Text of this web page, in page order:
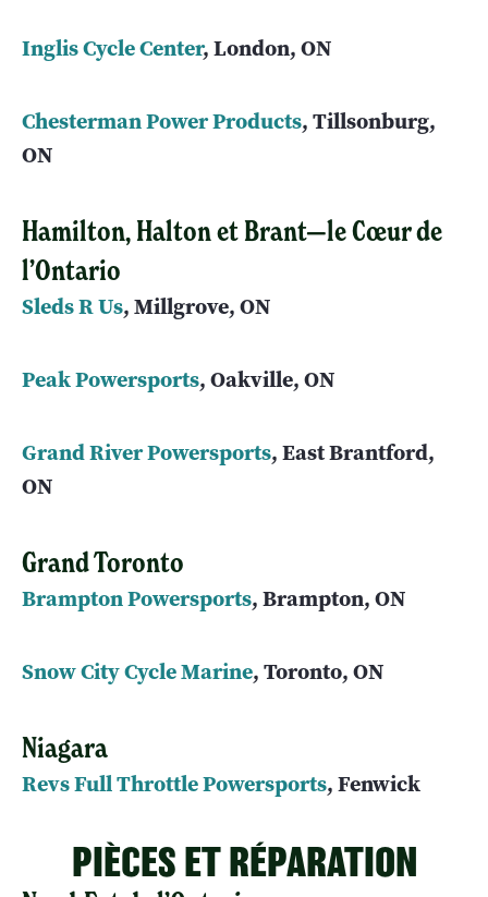
Inglis Cycle Center, London, ON
Chesterman Power Products, Tillsonburg,
ON
Hamilton, Halton et Brant—le Cœur de
l’Ontario
Sleds R Us, Millgrove, ON
Peak Powersports, Oakville, ON
Grand River Powersports, East Brantford,
ON
Grand Toronto
Brampton Powersports, Brampton, ON
Snow City Cycle Marine, Toronto, ON
Niagara
Revs Full Throttle Powersports, Fenwick
PIÈCES ET RÉPARATION